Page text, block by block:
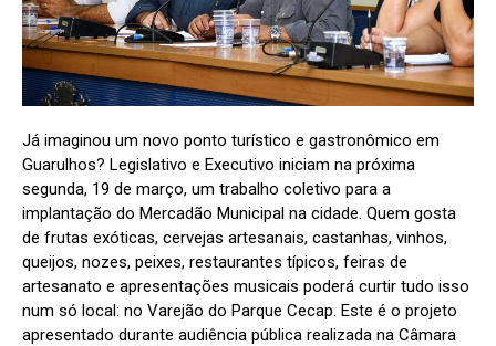
Já imaginou um novo ponto turístico e gastronômico em
Guarulhos? Legislativo e Executivo iniciam na próxima
segunda, 19 de março, um trabalho coletivo para a
implantação do Mercadão Municipal na cidade. Quem gosta
de frutas exóticas, cervejas artesanais, castanhas, vinhos,
queijos, nozes, peixes, restaurantes típicos, feiras de
artesanato e apresentações musicais poderá curtir tudo isso
num só local: no Varejão do Parque Cecap. Este é o projeto
apresentado durante audiência pública realizada na Câmara